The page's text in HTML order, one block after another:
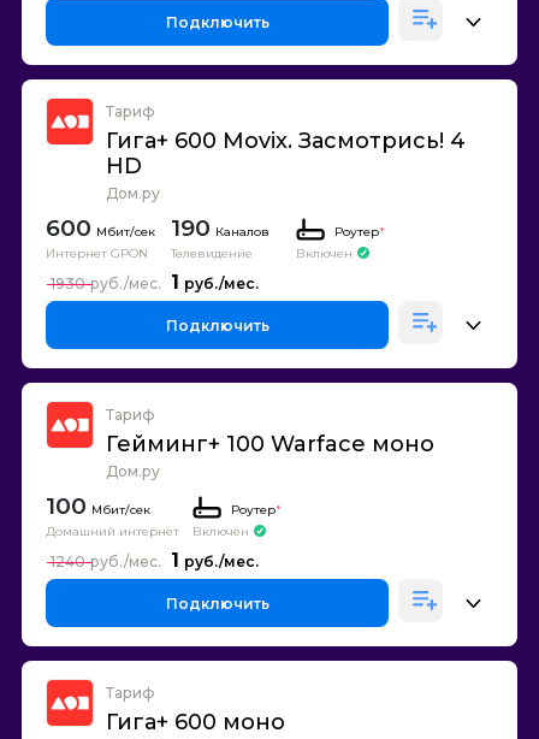
Подключить
Тариф
Гига+ 600 Movix. Засмотрись! 4
HD
Дом.ру
600
Интернет GPON
190 Каналов
Телевидение
Роутер*
Включен
1
1930
Подключить
Тариф
Гейминг+ 100 Warface моно
Дом.ру
100
Домашний интернет
Роутер*
Включен
1
1240
Подключить
Тариф
Гига+ 600 моно